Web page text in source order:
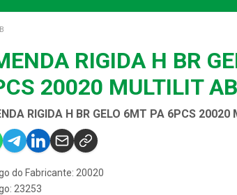
RIGIDA H BR
20020 MULTILIT AB
RIGIDA H BR GELO 6MT PA 6PCS 20020
do Fabricante: 20020
23253